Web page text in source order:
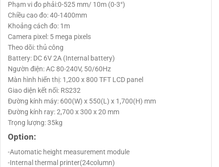
Phạm vi đo phải:0-525 mm/ 10m (0-3°)
Chiều cao đo: 40-1400mm
Khoảng cách đo: 1m
Camera pixel: 5 mega pixels
Theo dõi: thủ công
Battery: DC 6V 2A (Internal battery)
Ngườn điện: AC 80-240V, 50/60Hz
Màn hình hiển thị: 1,200 x 800 TFT LCD panel
Giao diện kết nối: RS232
Đường kính máy: 600(W) x 550(L) x 1,700(H) mm
Đường kính ray: 2,700 x 300 x 20 mm
Trọng lượng: 35kg
Option:
-Automatic height measurement module
-Internal thermal printer(24column)